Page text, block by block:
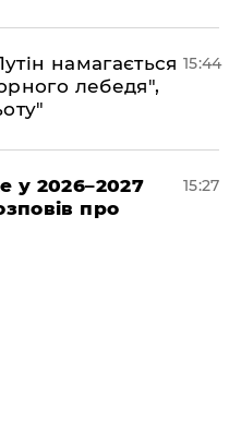
намагається
лебедя",
15:44
у 2026–2027
про
15:27